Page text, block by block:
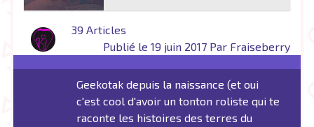
39 Articles
Publié le 19 juin 2017 Par Fraiseberry
Geekotak depuis la naissance (et oui
c'est cool d'avoir un tonton roliste qui te
raconte les histoires des terres du